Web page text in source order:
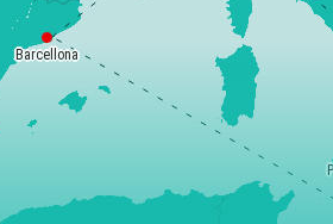
Barcellona